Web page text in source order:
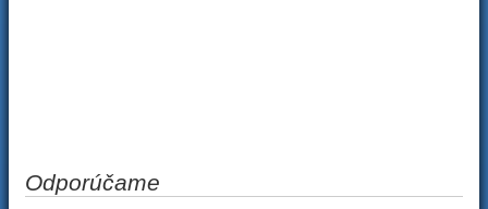
Odporúčame